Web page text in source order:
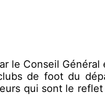
le Conseil
de foot du
qui sont le